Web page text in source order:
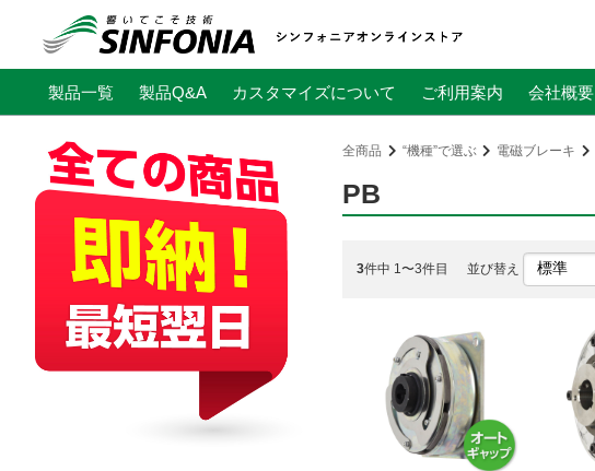
製品一覧 製品Q&A カスタマイズについて ご利用案内 会社概要
全商品 “機種”で選ぶ 電磁ブレーキ
PB
3件中 1〜3件目 並び替え